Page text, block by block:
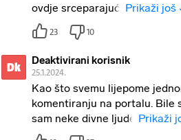
ovdje srceparajući Prikaži još
23 10
Dk Deaktivirani korisnik
25.1.2024.
Kao što svemu lijepome
komentiranju na portalu. Bile
sam neke divne ljude Prikaži